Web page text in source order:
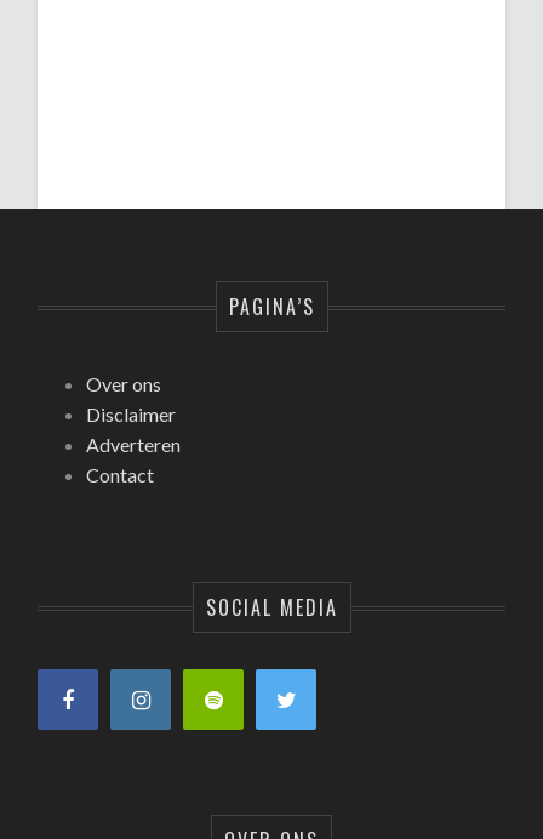
PAGINA’S
Over ons
Disclaimer
Adverteren
Contact
SOCIAL MEDIA